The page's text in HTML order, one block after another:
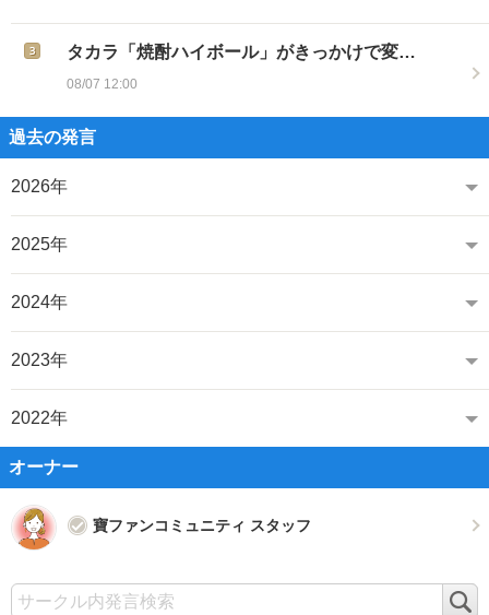
タカラ「焼酎ハイボール」がきっかけで変…
08/07 12:00
過去の発言
2026年
2025年
2024年
2023年
2022年
オーナー
寶ファンコミュニティ スタッフ